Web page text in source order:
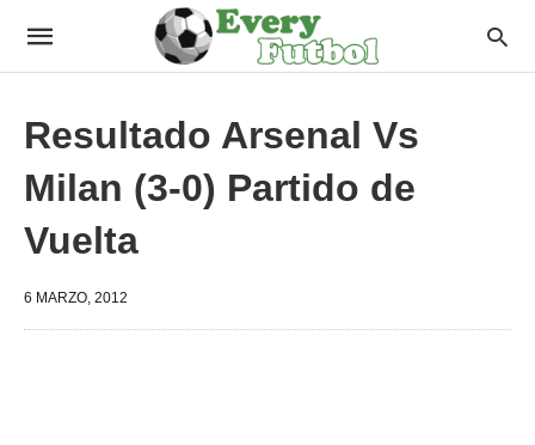
Resultado Arsenal Vs
Milan (3-0) Partido de
Vuelta
6 MARZO, 2012